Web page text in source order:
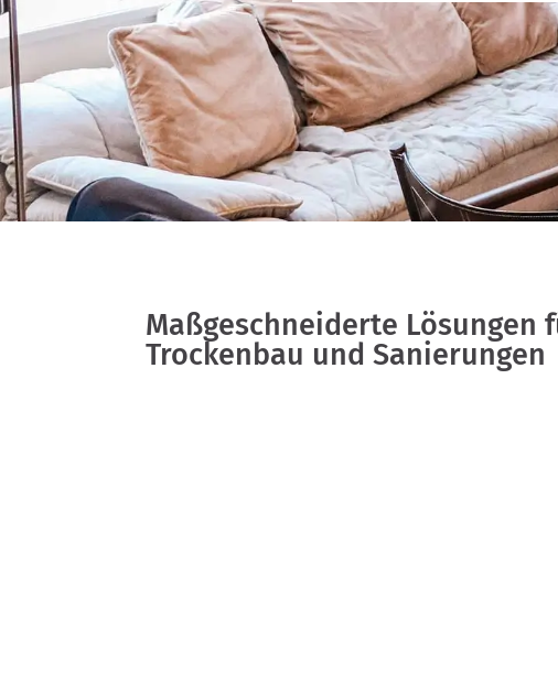
Maßgeschneiderte Lösungen
Trockenbau und Sanierungen